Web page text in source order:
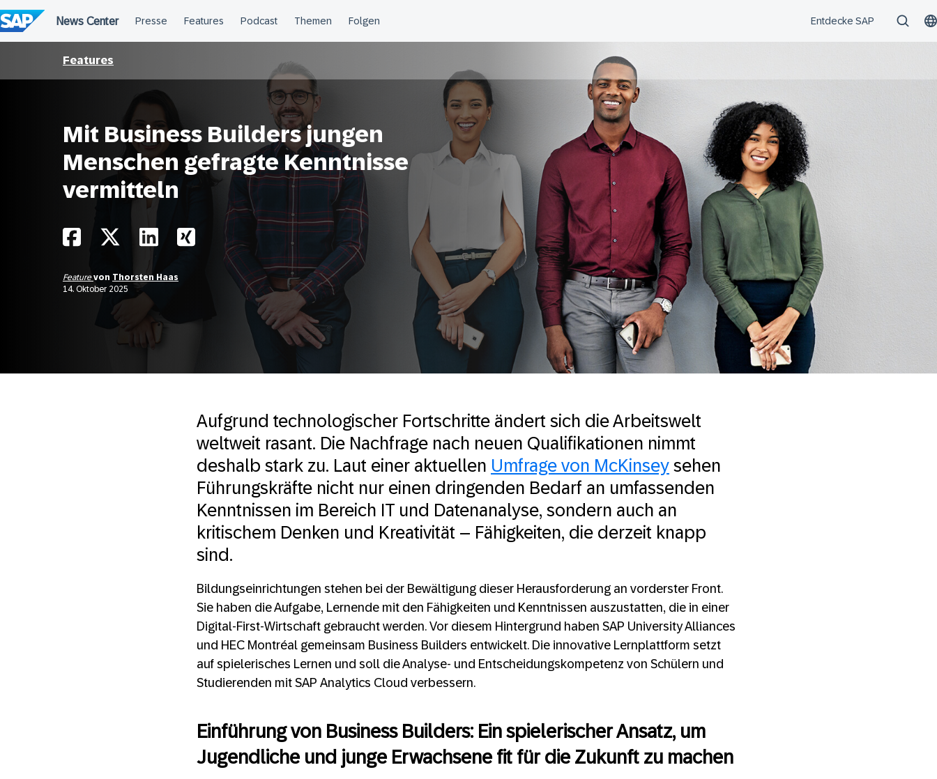
Features
Mit Business Builders jungen
Menschen gefragte Kenntnisse
vermitteln
Featurevon Thorsten Haas
14. Oktober 2025
Aufgrund technologischer Fortschritte ändert sich die Arbeitswelt
weltweit rasant. Die Nachfrage nach neuen Qualifikationen nimmt
deshalb stark zu. Laut einer aktuellen Umfrage von McKinsey sehen
Führungskräfte nicht nur einen dringenden Bedarf an umfassenden
Kenntnissen im Bereich IT und Datenanalyse, sondern auch an
kritischem Denken und Kreativität – Fähigkeiten, die derzeit knapp
sind.
Bildungseinrichtungen stehen bei der Bewältigung dieser Herausforderung an vorderster Front.
Sie haben die Aufgabe, Lernende mit den Fähigkeiten und Kenntnissen auszustatten, die in einer
Digital-First-Wirtschaft gebraucht werden. Vor diesem Hintergrund haben SAP University Alliances
und HEC Montréal gemeinsam Business Builders entwickelt. Die innovative Lernplattform setzt
auf spielerisches Lernen und soll die Analyse- und Entscheidungskompetenz von Schülern und
Studierenden mit SAP Analytics Cloud verbessern.
Einführung von Business Builders: Ein spielerischer Ansatz, um
Jugendliche und junge Erwachsene fit für die Zukunft zu machen